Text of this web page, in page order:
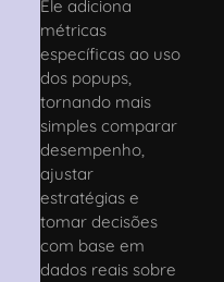
Ele adiciona
métricas
específicas ao uso
dos popups,
tornando mais
simples comparar
desempenho,
ajustar
estratégias e
tomar decisões
com base em
dados reais sobre